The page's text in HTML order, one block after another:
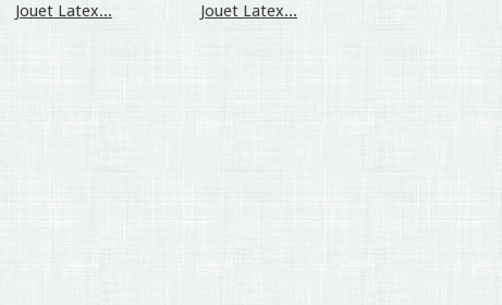
Jouet Latex... Jouet Latex...